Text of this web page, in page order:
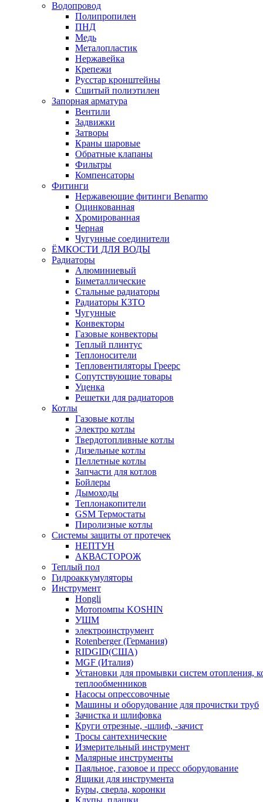
Водопровод
Полипропилен
ПНД
Медь
Металопластик
Нержавейка
Крепежи
Русстар кронштейны
Сшитый полиэтилен
Запорная арматура
Вентили
Задвижки
Затворы
Краны шаровые
Обратные клапаны
Фильтры
Компенсаторы
Фитинги
Нержавеющие фитинги Benarmo
Оцинкованная
Хромированная
Черная
Чугунные соединители
ЁМКОСТИ ДЛЯ ВОДЫ
Радиаторы
Алюминиевый
Биметаллические
Стальные радиаторы
Радиаторы КЗТО
Чугунные
Конвекторы
Газовые конвекторы
Теплый плинтус
Теплоносители
Тепловентиляторы Греерс
Сопутствующие товары
Уценка
Решетки для радиаторов
Котлы
Газовые котлы
Электро котлы
Твердотопливные котлы
Дизельные котлы
Пеллетные котлы
Запчасти для котлов
Бойлеры
Дымоходы
Теплонакопители
GSM Термостаты
Пиролизные котлы
Системы защиты от протечек
НЕПТУН
АКВАСТОРОЖ
Теплый пол
Гидроаккумуляторы
Инструмент
Hongli
Мотопомпы KOSHIN
УШМ
электроинструмент
Rotenberger (Германия)
RIDGID(США)
MGF (Италия)
Установки для промывки систем отопления,
теплообменников
Насосы опрессовочные
Машины и оборудование для прочистки труб
Зачистка и шлифовка
Круги отрезные, -шлиф, -зачист
Тросы сантехнические
Измерительный инструмент
Малярные инструменты
Паяльное, газовое и пресс оборудование
Ящики для инструмента
Буры, сверла, коронки
Клупы, плашки